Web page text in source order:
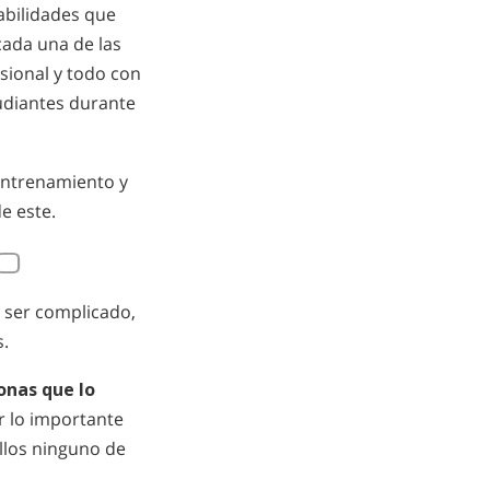
que
una de las
y todo con
durante
y
este.
ser complicado,
que lo
lo importante
ninguno de